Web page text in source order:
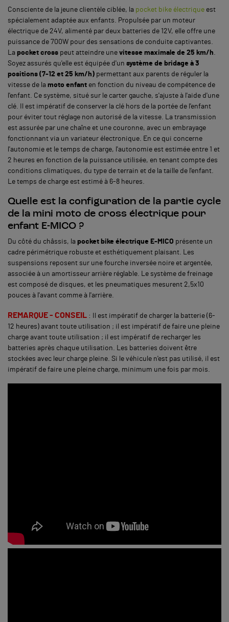
Consciente de la jeune clientèle ciblée, la pocket bike électrique est
spécialement adaptée aux enfants. Propulsée par un moteur
électrique de 24V, alimenté par deux batteries de 12V, elle offre une
puissance de 700W pour des sensations de conduite captivantes.
La pocket cross peut atteindre une vitesse maximale de 25 km/h
Soyez assurés qu'elle est équipée d'un système de bridage à 3
positions (7-12 et 25 km/h) permettant aux parents de réguler la
vitesse de la moto enfant en fonction du niveau de compétence de
l'enfant. Ce système, situé sur le carter gauche, s'ajuste à l'aide d'une
clé. Il est impératif de conserver la clé hors de la portée de l'enfant
pour éviter tout réglage non autorisé de la vitesse. La transmission
est assurée par une chaîne et une couronne, avec un embrayage
fonctionnant via un variateur électronique. En ce qui concerne
l'autonomie et le temps de charge, l'autonomie est estimée entre 1 et
2 heures en fonction de la puissance utilisée, en tenant compte des
conditions climatiques, du type de terrain et de la taille de l'enfant.
Le temps de charge est estimé à 6-8 heures.
Quelle est la configuration de la partie cycle
de la mini moto de cross électrique pour
enfant E-MICO ?
Du côté du châssis, la pocket bike électrique E-MICO présente un
cadre périmétrique robuste et esthétiquement plaisant. Les
suspensions reposent sur une fourche inversée noire et argentée,
associée à un amortisseur arrière réglable. Le système de freinage
est composé de disques, et les pneumatiques mesurent 2,5x10
pouces à l'avant comme à l'arrière.
REMARQUE - CONSEIL : Il est impératif de charger la batterie (6-
12 heures) avant toute utilisation ; il est impératif de faire une pleine
charge avant toute utilisation ; il est impératif de recharger les
batteries après chaque utilisation. Les batteries doivent être
stockées avec leur charge pleine. Si le véhicule n'est pas utilisé, il est
impératif de faire une pleine charge, minimum une fois par mois.